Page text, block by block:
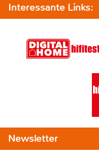
Interessante Links:
Newsletter